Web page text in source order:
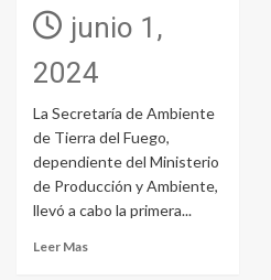
junio 1,
2024
La Secretaría de Ambiente
de Tierra del Fuego,
dependiente del Ministerio
de Producción y Ambiente,
llevó a cabo la primera...
Leer Mas